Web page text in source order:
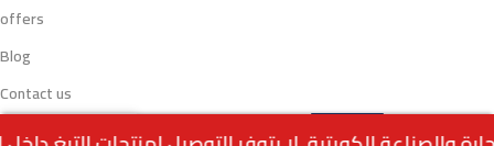
offers
Blog
Contact us
My account
Select